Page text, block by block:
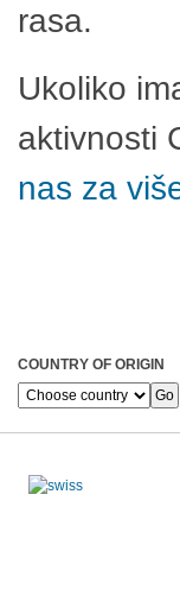
rasa.
Ukoliko
aktivnosti
nas za
COUNTRY OF ORIGIN